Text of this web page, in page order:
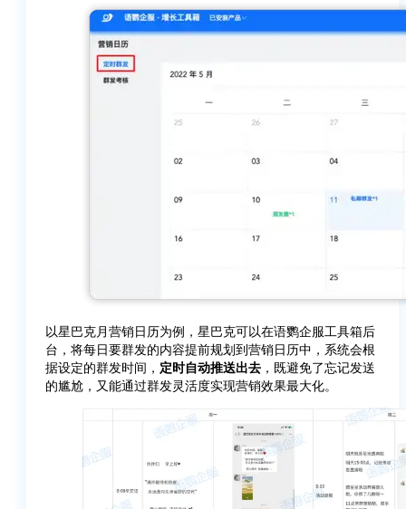
以星巴克月营销日历为例，星巴克可以在语鹦企服工具箱后
台，将每日要群发的内容提前规划到营销日历中，系统会根
据设定的群发时间， 定时自动推送出去 ，既避免了忘记发送
的尴尬，又能通过群发灵活度实现营销效果最大化。